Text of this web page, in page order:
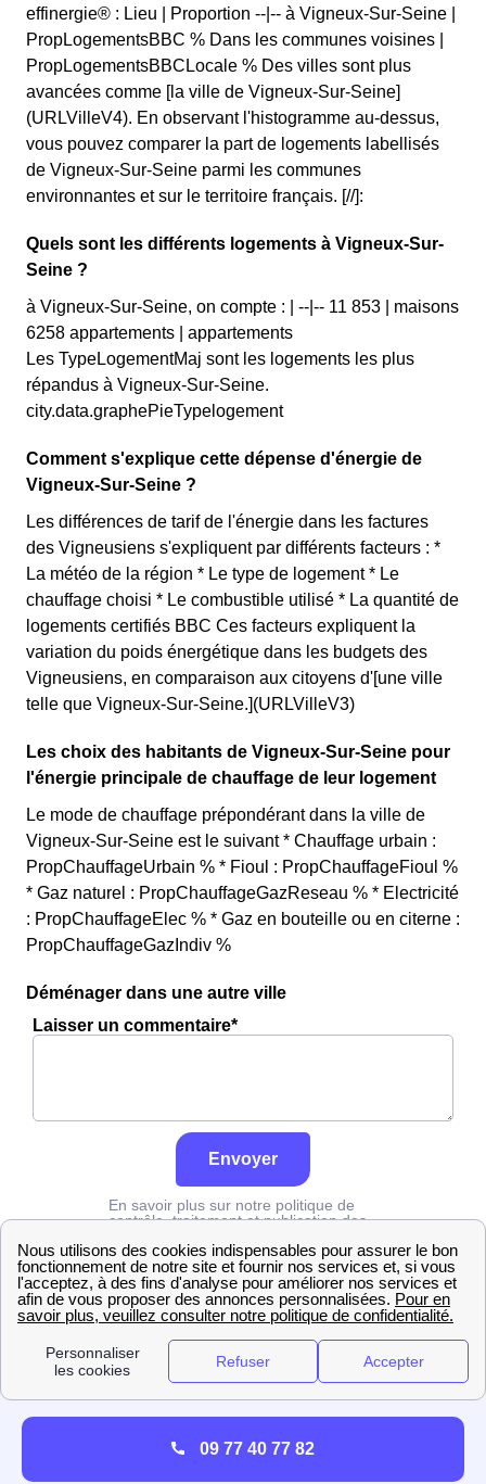
effinergie® : Lieu | Proportion --|-- à Vigneux-Sur-Seine |
PropLogementsBBC % Dans les communes voisines |
PropLogementsBBCLocale % Des villes sont plus
avancées comme [la ville de Vigneux-Sur-Seine]
(URLVilleV4). En observant l'histogramme au-dessus,
vous pouvez comparer la part de logements labellisés
de Vigneux-Sur-Seine parmi les communes
environnantes et sur le territoire français. [//]:
Quels sont les différents logements à Vigneux-Sur-
Seine ?
à Vigneux-Sur-Seine, on compte : | --|-- 11 853 | maisons
6258 appartements | appartements
Les TypeLogementMaj sont les logements les plus
répandus à Vigneux-Sur-Seine.
city.data.graphePieTypelogement
Comment s'explique cette dépense d'énergie de
Vigneux-Sur-Seine ?
Les différences de tarif de l'énergie dans les factures
des Vigneusiens s'expliquent par différents facteurs : *
La météo de la région * Le type de logement * Le
chauffage choisi * Le combustible utilisé * La quantité de
logements certifiés BBC Ces facteurs expliquent la
variation du poids énergétique dans les budgets des
Vigneusiens, en comparaison aux citoyens d'[une ville
telle que Vigneux-Sur-Seine.](URLVilleV3)
Les choix des habitants de Vigneux-Sur-Seine pour
l'énergie principale de chauffage de leur logement
Le mode de chauffage prépondérant dans la ville de
Vigneux-Sur-Seine est le suivant * Chauffage urbain :
PropChauffageUrbain % * Fioul : PropChauffageFioul %
* Gaz naturel : PropChauffageGazReseau % * Electricité
: PropChauffageElec % * Gaz en bouteille ou en citerne :
PropChauffageGazIndiv %
Déménager dans une autre ville
Laisser un commentaire*
Envoyer
En savoir plus sur notre politique de
contrôle, traitement et publication des
Edf Essonne Vigneux-Sur-Seine
09 77 40 77 82